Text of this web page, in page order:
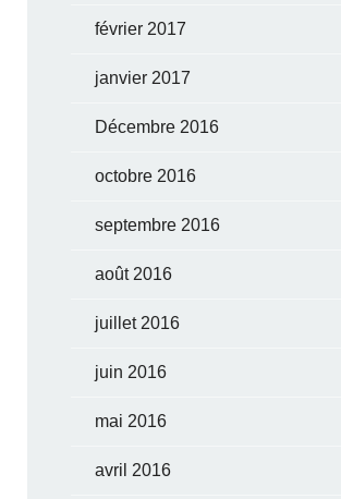
février 2017
janvier 2017
Décembre 2016
octobre 2016
septembre 2016
août 2016
juillet 2016
juin 2016
mai 2016
avril 2016